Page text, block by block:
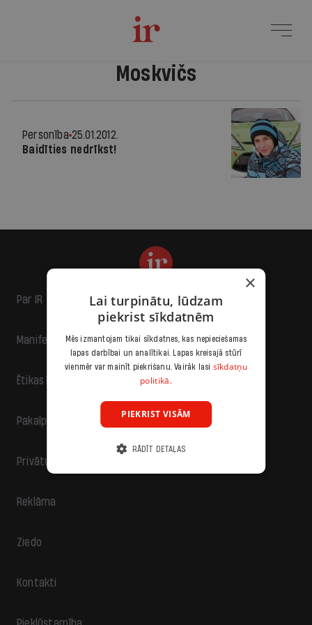
Moskvičs
Personība 25.01.2012.
Baidīties nedrīkst!
Par IR
Manifests
Ētikas kodekss
Pakalpojumu sniegšanas noteikumi
Privātuma politika
Reklāma
Ziedo
Kontakti
×
Lai turpinātu, lūdzam
piekrist sīkdatnēm
Mēs izmantojam tikai sīkdatnes, kas nepieciešamas
lapas darbībai un analītikai. Lapas kreisajā stūrī
vienmēr var mainīt piekrišanu. Vairāk lasi sīkdatņu
politikā.
PIEKRIST VISĀM
RĀDĪT DETAĻAS